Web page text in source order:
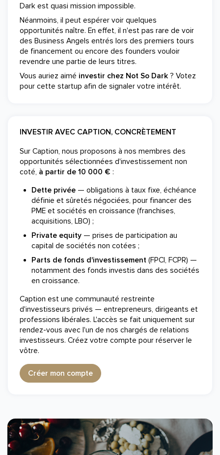
Dark est quasi mission impossible.
Néanmoins, il peut espérer voir quelques
opportunités naître. En effet, il n'est pas rare de voir
des Business Angels entrés lors des premiers tours
de financement ou encore des founders vouloir
revendre une partie de leurs titres.
Vous auriez aimé investir chez Not So Dark ? Votez
pour cette startup afin de signaler votre intérêt.
INVESTIR AVEC CAPTION, CONCRÈTEMENT
Sur Caption, nous proposons à nos membres des
opportunités sélectionnées d'investissement non
coté, à partir de 10 000 € :
Dette privée — obligations à taux fixe, échéance
définie et sûretés négociées, pour financer des
PME et sociétés en croissance (franchises,
acquisitions, LBO) ;
Private equity — prises de participation au
capital de sociétés non cotées ;
Parts de fonds d'investissement (FPCI, FCPR) —
notamment des fonds investis dans des sociétés
en croissance.
Caption est une communauté restreinte
d'investisseurs privés — entrepreneurs, dirigeants et
professions libérales. L'accès se fait uniquement sur
rendez-vous avec l'un de nos chargés de relations
investisseurs. Créez votre compte pour réserver le
vôtre.
Créer mon compte